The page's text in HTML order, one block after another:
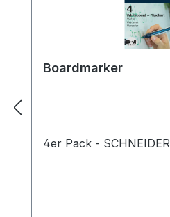
Boardmarker
4er Pack - SCHNEIDER